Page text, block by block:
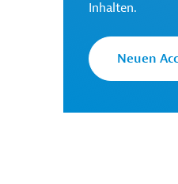
Inhalten.
Neuen